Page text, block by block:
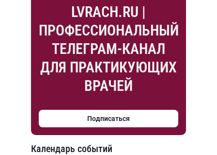
LVRACH.RU |
ПРОФЕССИОНАЛЬНЫЙ
ТЕЛЕГРАМ-КАНАЛ
ДЛЯ ПРАКТИКУЮЩИХ
ВРАЧЕЙ
Подписаться
Календарь событий